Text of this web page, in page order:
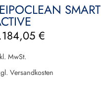
SMART
€
MwSt.
Versandkosten